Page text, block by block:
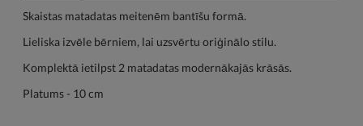
Skaistas matadatas meitenēm bantīšu formā.
Lieliska izvēle bērniem, lai uzsvērtu oriģinālo stilu.
Komplektā ietilpst 2 matadatas modernākajās krāsās.
Platums - 10 cm